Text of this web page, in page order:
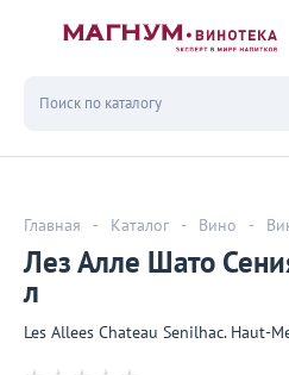
Главная - Каталог - Вино -
Лез Алле Шато
л
Les Allees Chateau Senilhac. Haut-